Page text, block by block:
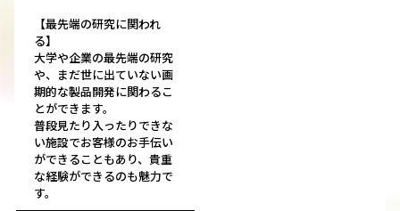
【最先端の研究に関われ
る】
大学や企業の最先端の研究
や、まだ世に出ていない画
期的な製品開発に関わるこ
とができます。
普段見たり入ったりできな
い施設でお客様のお手伝い
ができることもあり、貴重
な経験ができるのも魅力で
す。